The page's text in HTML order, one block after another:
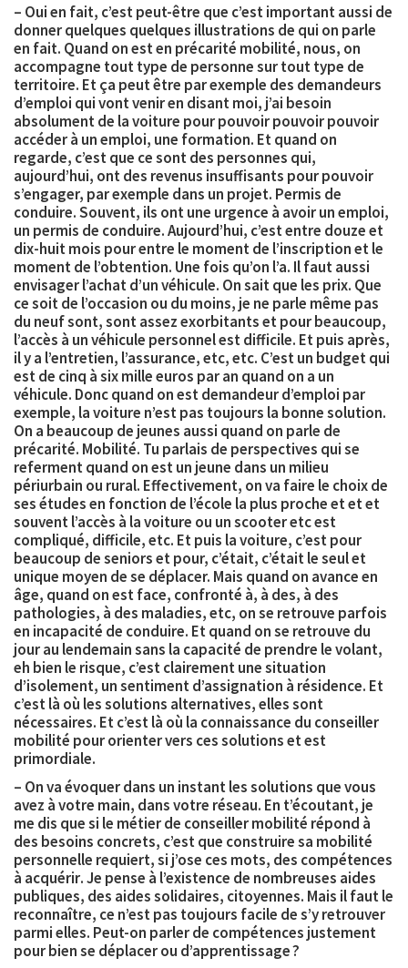
– Oui en fait, c’est peut-être que c’est important aussi de
donner quelques quelques illustrations de qui on parle
en fait. Quand on est en précarité mobilité, nous, on
accompagne tout type de personne sur tout type de
territoire. Et ça peut être par exemple des demandeurs
d’emploi qui vont venir en disant moi, j’ai besoin
absolument de la voiture pour pouvoir pouvoir pouvoir
accéder à un emploi, une formation. Et quand on
regarde, c’est que ce sont des personnes qui,
aujourd’hui, ont des revenus insuffisants pour pouvoir
s’engager, par exemple dans un projet. Permis de
conduire. Souvent, ils ont une urgence à avoir un emploi,
un permis de conduire. Aujourd’hui, c’est entre douze et
dix-huit mois pour entre le moment de l’inscription et le
moment de l’obtention. Une fois qu’on l’a. Il faut aussi
envisager l’achat d’un véhicule. On sait que les prix. Que
ce soit de l’occasion ou du moins, je ne parle même pas
du neuf sont, sont assez exorbitants et pour beaucoup,
l’accès à un véhicule personnel est difficile. Et puis après,
il y a l’entretien, l’assurance, etc, etc. C’est un budget qui
est de cinq à six mille euros par an quand on a un
véhicule. Donc quand on est demandeur d’emploi par
exemple, la voiture n’est pas toujours la bonne solution.
On a beaucoup de jeunes aussi quand on parle de
précarité. Mobilité. Tu parlais de perspectives qui se
referment quand on est un jeune dans un milieu
périurbain ou rural. Effectivement, on va faire le choix de
ses études en fonction de l’école la plus proche et et et
souvent l’accès à la voiture ou un scooter etc est
compliqué, difficile, etc. Et puis la voiture, c’est pour
beaucoup deseniorset pour, c’était, c’était le seul et
unique moyen de se déplacer. Mais quand on avance en
âge, quand on est face, confronté à, à des, à des
pathologies, à des maladies, etc, on se retrouve parfois
en incapacité de conduire. Et quand on se retrouve du
jour au lendemain sans la capacité de prendre le volant,
eh bien le risque, c’est clairement une situation
d’isolement, un sentiment d’assignation à résidence. Et
c’est là où les solutions alternatives, elles sont
nécessaires. Et c’est là où la connaissance du conseiller
mobilité pour orienter vers ces solutions et est
primordiale.
– On va évoquer dans un instant les solutions que vous
avez à votre main, dans votre réseau. En t’écoutant, je
me dis que si le métier de conseiller mobilité répond à
des besoins concrets, c’est que construire sa mobilité
personnelle requiert, si j’ose ces mots, des compétences
à acquérir. Je pense à l’existence de nombreuses aides
publiques, des aides solidaires, citoyennes. Mais il faut le
reconnaître, ce n’est pas toujours facile de s’y retrouver
parmi elles. Peut-on parler de compétences justement
pour bien se déplacer ou d’apprentissage ?